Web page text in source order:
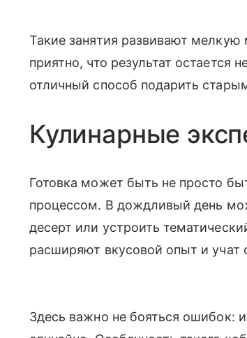
Такие занятия развивают мелкую
приятно, что результат остается
отличный способ подарить
Кулинарные
Готовка может быть не просто
процессом. В дождливый день
десерт или устроить
расширяют вкусовой опыт и учат
Здесь важно не бояться ошибок: